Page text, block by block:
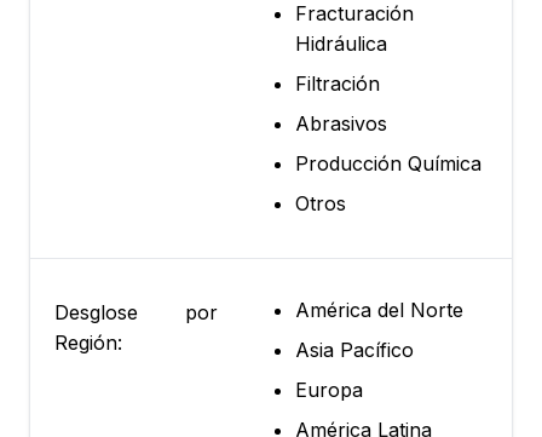
Fracturación
Hidráulica
Filtración
Abrasivos
Producción Química
Otros
Desglose por
Región:
América del Norte
Asia Pacífico
Europa
América Latina